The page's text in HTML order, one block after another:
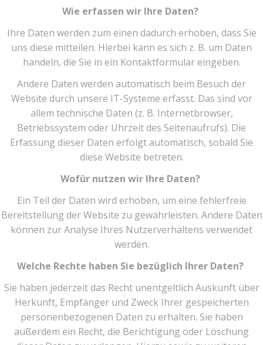
Wie erfassen wir Ihre Daten?
Ihre Daten werden zum einen dadurch erhoben, dass Sie
uns diese mitteilen. Hierbei kann es sich z. B. um Daten
handeln, die Sie in ein Kontaktformular eingeben.
Andere Daten werden automatisch beim Besuch der
Website durch unsere IT-Systeme erfasst. Das sind vor
allem technische Daten (z. B. Internetbrowser,
Betriebssystem oder Uhrzeit des Seitenaufrufs). Die
Erfassung dieser Daten erfolgt automatisch, sobald Sie
diese Website betreten.
Wofür nutzen wir Ihre Daten?
Ein Teil der Daten wird erhoben, um eine fehlerfreie
Bereitstellung der Website zu gewährleisten. Andere Daten
können zur Analyse Ihres Nutzerverhaltens verwendet
werden.
Welche Rechte haben Sie bezüglich Ihrer Daten?
Sie haben jederzeit das Recht unentgeltlich Auskunft über
Herkunft, Empfänger und Zweck Ihrer gespeicherten
personenbezogenen Daten zu erhalten. Sie haben
außerdem ein Recht, die Berichtigung oder Löschung